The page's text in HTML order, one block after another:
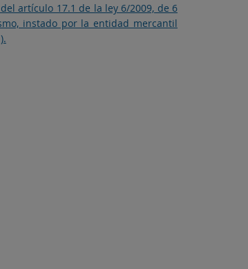
artículo 17.1 de la ley 6/2009, de 6
instado por la entidad mercantil